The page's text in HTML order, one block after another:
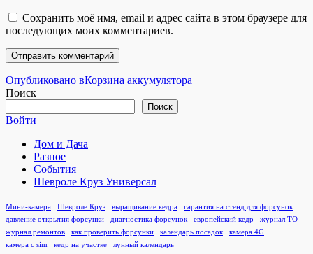
Сохранить моё имя, email и адрес сайта в этом браузере для
последующих моих комментариев.
Навигация
по
записям
Опубликовано вКорзина аккумулятора
Поиск
Поиск
Войти
Дом и Дача
Разное
События
Шевроле Круз Универсал
Мини-камера Шевроле Круз выращивание кедра
гарантия на стенд для форсунок
давление открытия форсунки
диагностика форсунок европейский кедр
журнал ТО
журнал ремонтов
как проверить форсунки календарь посадок
камера 4G
камера с sim
кедр на участке
лунный календарь